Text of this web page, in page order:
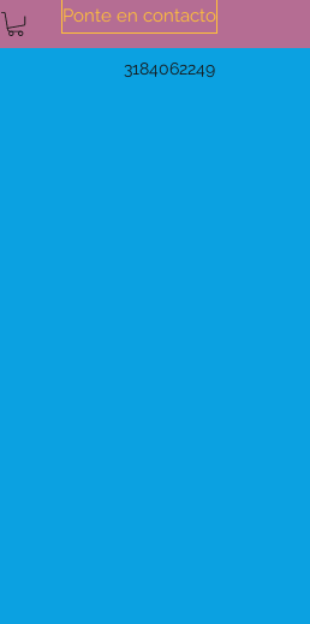
3184062249
Ponte en contacto